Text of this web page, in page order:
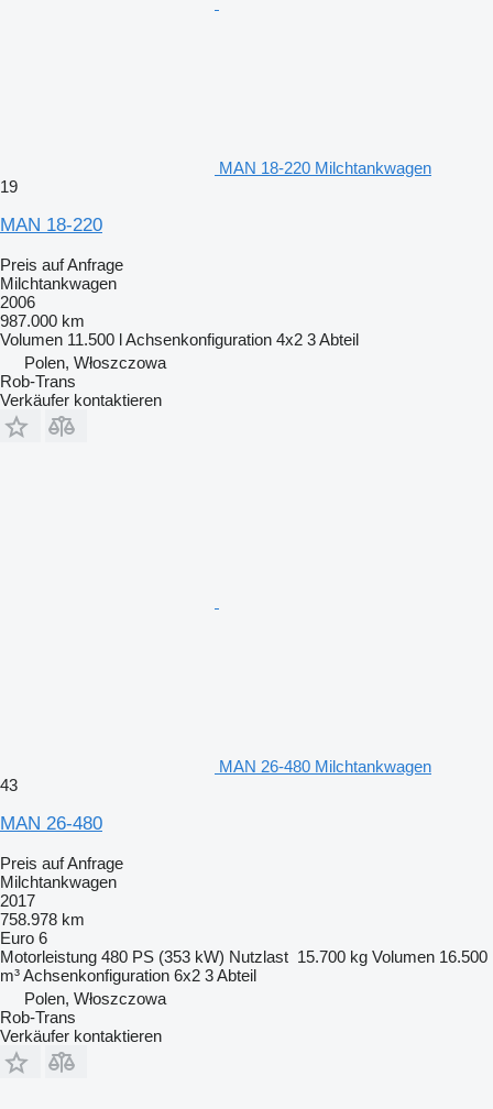
MAN 18-220 Milchtankwagen
19
MAN 18-220
Preis auf Anfrage
Milchtankwagen
2006
987.000 km
Volumen 11.500 lAchsenkonfiguration 4x2 3 Abteil
Polen, Włoszczowa
Rob-Trans
Verkäufer kontaktieren
MAN 26-480 Milchtankwagen
43
MAN 26-480
Preis auf Anfrage
Milchtankwagen
2017
758.978 km
Euro 6
Motorleistung 480 PS (353 kW) Nutzlast 15.700 kg Volumen 16.500
m³Achsenkonfiguration 6x2 3 Abteil
Polen, Włoszczowa
Rob-Trans
Verkäufer kontaktieren